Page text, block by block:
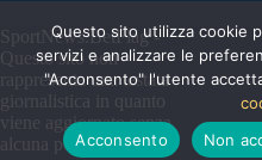
SportNews.BetFlag -
Questo sito non
rappresenta una testata
giornalistica in quanto
viene aggiornato senza
alcuna periodicità
Questo sito utilizza cookie
servizi e analizzare le
"Acconsento" l'utente
Acconsento
Non